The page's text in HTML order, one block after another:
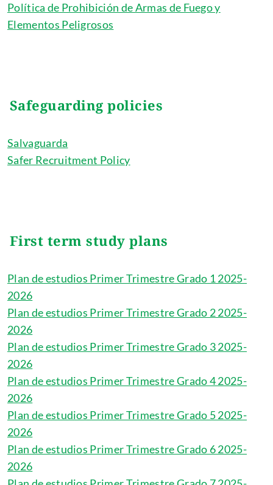
Política de Prohibición de Armas de Fuego y
Elementos Peligrosos
Safeguarding policies
Salvaguarda
Safer Recruitment Policy
First term study plans
Plan de estudios Primer Trimestre Grado 1 2025-
2026
Plan de estudios Primer Trimestre Grado 2 2025-
2026
Plan de estudios Primer Trimestre Grado 3 2025-
2026
Plan de estudios Primer Trimestre Grado 4 2025-
2026
Plan de estudios Primer Trimestre Grado 5 2025-
2026
Plan de estudios Primer Trimestre Grado 6 2025-
2026